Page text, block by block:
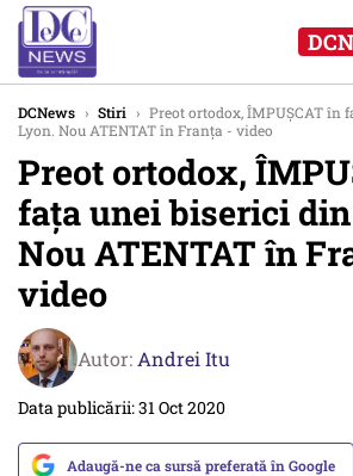
DCNews › Stiri › Preot ortodox, ÎMPUȘCAT în
Lyon. Nou ATENTAT în Franța - video
Preot ortodox,
fața unei biserici
Nou ATENTAT în
video
Autor: Andrei Itu
Data publicării: 31 Oct 2020
Adaugă-ne ca sursă preferată în Google